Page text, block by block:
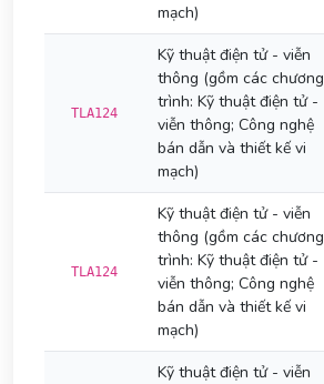
mạch)
TLA124
Kỹ thuật điện tử - viễn
thông (gồm các chương
trình: Kỹ thuật điện tử -
viễn thông; Công nghệ
bán dẫn và thiết kế vi
mạch)
TLA124
Kỹ thuật điện tử - viễn
thông (gồm các chương
trình: Kỹ thuật điện tử -
viễn thông; Công nghệ
bán dẫn và thiết kế vi
mạch)
Kỹ thuật điện tử - viễn